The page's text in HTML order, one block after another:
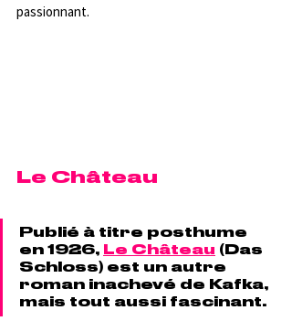
passionnant.
Le Château
Publié à titre posthume
en 1926, Le Château (Das
Schloss) est un autre
roman inachevé de Kafka,
mais tout aussi fascinant.